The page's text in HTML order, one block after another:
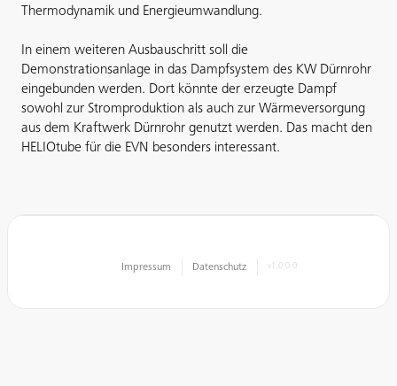
Thermodynamik und Energieumwandlung.
In einem weiteren Ausbauschritt soll die
Demonstrationsanlage in das Dampfsystem des KW Dürnrohr
eingebunden werden. Dort könnte der erzeugte Dampf
sowohl zur Stromproduktion als auch zur Wärmeversorgung
aus dem Kraftwerk Dürnrohr genutzt werden. Das macht den
HELIOtube für die EVN besonders interessant.
Impressum Datenschutz v1.0.0.0